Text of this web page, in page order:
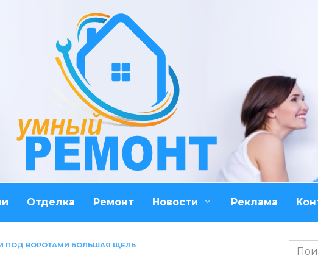
Отделка Ремонт Новости Реклама
ПОД ВОРОТАМИ БОЛЬШАЯ ЩЕЛЬ
for: